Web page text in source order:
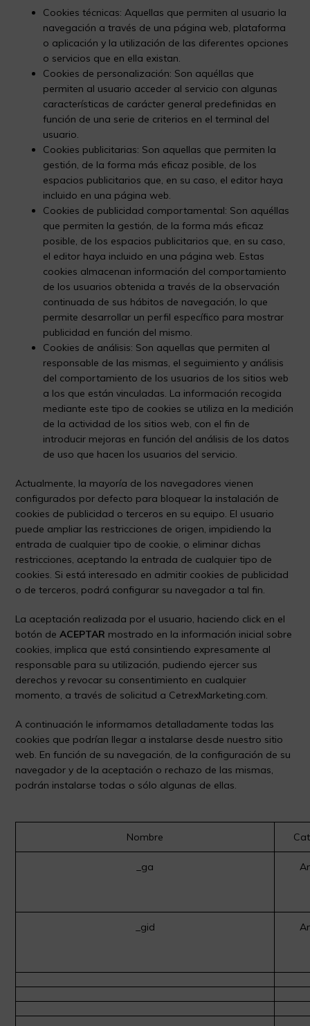
Cookies técnicas: Aquellas que permiten al usuario la
navegación a través de una página web, plataforma
o aplicación y la utilización de las diferentes opciones
o servicios que en ella existan.
Cookies de personalización: Son aquéllas que
permiten al usuario acceder al servicio con algunas
características de carácter general predefinidas en
función de una serie de criterios en el terminal del
usuario.
Cookies publicitarias: Son aquellas que permiten la
gestión, de la forma más eficaz posible, de los
espacios publicitarios que, en su caso, el editor haya
incluido en una página web.
Cookies de publicidad comportamental: Son aquéllas
que permiten la gestión, de la forma más eficaz
posible, de los espacios publicitarios que, en su caso,
el editor haya incluido en una página web. Estas
cookies almacenan información del comportamiento
de los usuarios obtenida a través de la observación
continuada de sus hábitos de navegación, lo que
permite desarrollar un perfil específico para mostrar
publicidad en función del mismo.
Cookies de análisis: Son aquellas que permiten al
responsable de las mismas, el seguimiento y análisis
del comportamiento de los usuarios de los sitios web
a los que están vinculadas. La información recogida
mediante este tipo de cookies se utiliza en la medición
de la actividad de los sitios web, con el fin de
introducir mejoras en función del análisis de los datos
de uso que hacen los usuarios del servicio.
Actualmente, la mayoría de los navegadores vienen
configurados por defecto para bloquear la instalación de
cookies de publicidad o terceros en su equipo. El usuario
puede ampliar las restricciones de origen, impidiendo la
entrada de cualquier tipo de cookie, o eliminar dichas
restricciones, aceptando la entrada de cualquier tipo de
cookies. Si está interesado en admitir cookies de publicidad
o de terceros, podrá configurar su navegador a tal fin.
La aceptación realizada por el usuario, haciendo click en el
botón deACEPTAR mostrado en la información inicial sobre
cookies, implica que está consintiendo expresamente al
responsable para su utilización, pudiendo ejercer sus
derechos y revocar su consentimiento en cualquier
momento, a través de solicitud a CetrexMarketing.com.
A continuación le informamos detalladamente todas las
cookies que podrían llegar a instalarse desde nuestro sitio
web. En función de su navegación, de la configuración de su
navegador y de la aceptación o rechazo de las mismas,
podrán instalarse todas o sólo algunas de ellas.
Nombre
_ga
_gid